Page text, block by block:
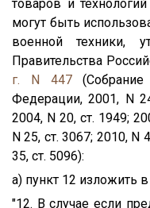
товаров и
могут быть
военной техники,
Правительства
г. N 447(Собрание
Федерации, 2001, N
2004, N 20, ст. 1949;
N 25, ст. 3067; 2010, N
35, ст. 5096):
а) пункт 12 изложить
"12. В случае если